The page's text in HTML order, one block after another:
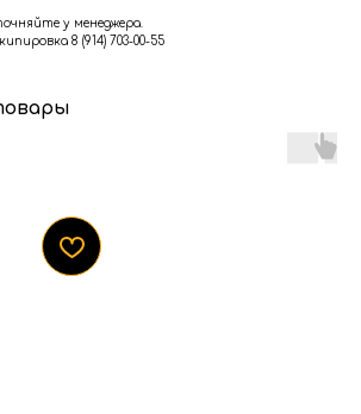
у менеджера.
8 (914) 703-00-55